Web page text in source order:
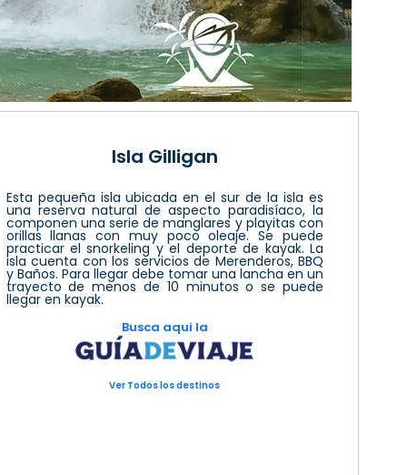
Isla Gilligan
Esta pequeña isla ubicada en el sur de la isla es
una reserva natural de aspecto paradisíaco, la
componen una serie de manglares y playitas con
orillas llanas con muy poco oleaje. Se puede
practicar el snorkeling y el deporte de kayak. La
isla cuenta con los servicios de Merenderos, BBQ
y Baños. Para llegar debe tomar una lancha en un
trayecto de menos de 10 minutos o se puede
llegar en kayak.
Busca aqui la
Ver Todos los destinos